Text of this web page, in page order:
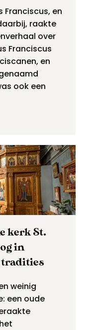
Franciscus, en
raakte
over
Franciscus
en
ook een
kerk St.
in
tradities
weinig
een oude